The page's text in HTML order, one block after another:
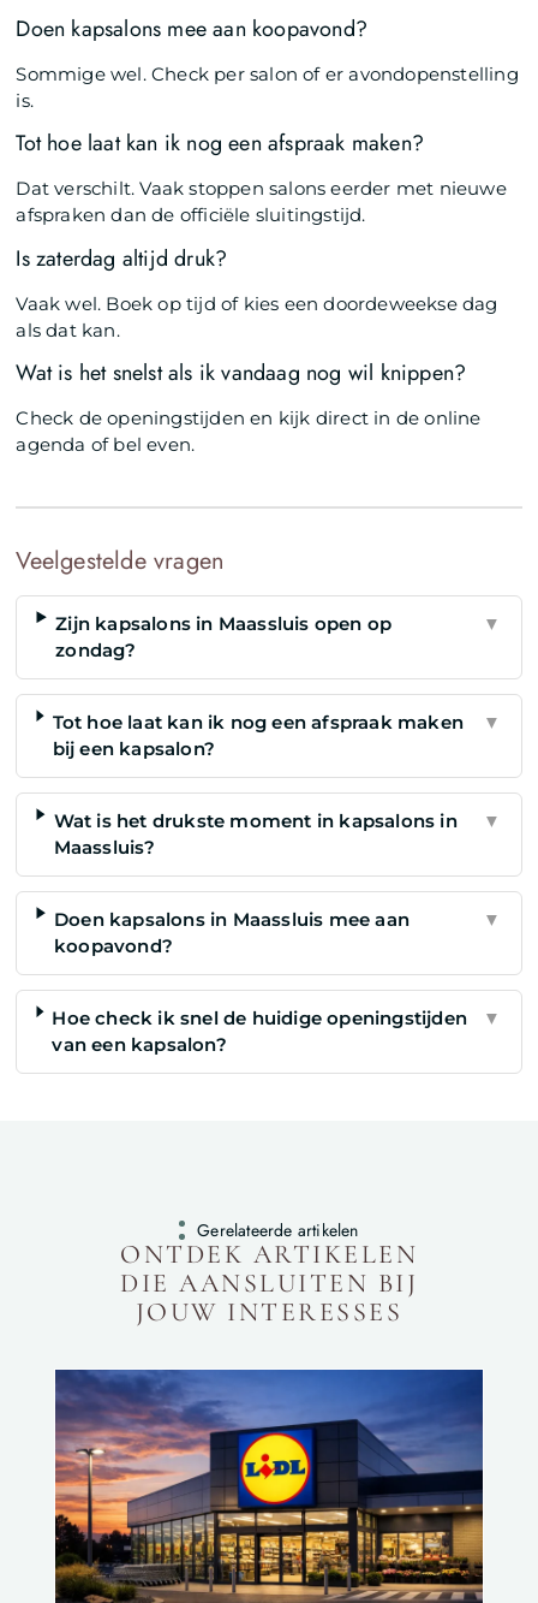
Doen kapsalons mee aan koopavond?
Sommige wel. Check per salon of er avondopenstelling
is.
Tot hoe laat kan ik nog een afspraak maken?
Dat verschilt. Vaak stoppen salons eerder met nieuwe
afspraken dan de officiële sluitingstijd.
Is zaterdag altijd druk?
Vaak wel. Boek op tijd of kies een doordeweekse dag
als dat kan.
Wat is het snelst als ik vandaag nog wil knippen?
Check de openingstijden en kijk direct in de online
agenda of bel even.
Veelgestelde vragen
Zijn kapsalons in Maassluis open op
zondag?
▼
Tot hoe laat kan ik nog een afspraak maken
bij een kapsalon?
▼
Wat is het drukste moment in kapsalons in
Maassluis?
▼
Doen kapsalons in Maassluis mee aan
koopavond?
▼
Hoe check ik snel de huidige openingstijden
van een kapsalon?
▼
Gerelateerde artikelen
ONTDEK ARTIKELEN
DIE AANSLUITEN BIJ
JOUW INTERESSES